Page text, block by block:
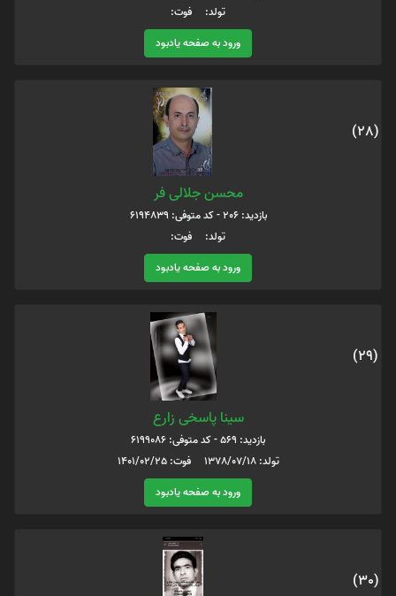
تولد: فوت:
ورود به صفحه یادبود
(28)
محسن جلالی فر
بازدید: 206 - کد متوفی: 6194839
تولد: فوت:
ورود به صفحه یادبود
(29)
سینا پاسخی زارع
بازدید: 569 - کد متوفی: 6199086
تولد: 1378/07/18 فوت: 1401/02/25
ورود به صفحه یادبود
(30)